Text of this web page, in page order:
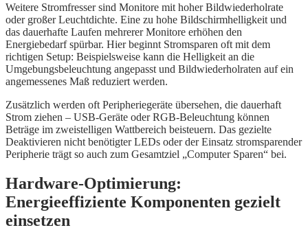
Weitere Stromfresser sind Monitore mit hoher Bildwiederholrate
oder großer Leuchtdichte. Eine zu hohe Bildschirmhelligkeit und
das dauerhafte Laufen mehrerer Monitore erhöhen den
Energiebedarf spürbar. Hier beginnt Stromsparen oft mit dem
richtigen Setup: Beispielsweise kann die Helligkeit an die
Umgebungsbeleuchtung angepasst und Bildwiederholraten auf ein
angemessenes Maß reduziert werden.
Zusätzlich werden oft Peripheriegeräte übersehen, die dauerhaft
Strom ziehen – USB-Geräte oder RGB-Beleuchtung können
Beträge im zweistelligen Wattbereich beisteuern. Das gezielte
Deaktivieren nicht benötigter LEDs oder der Einsatz stromsparender
Peripherie trägt so auch zum Gesamtziel „Computer Sparen“ bei.
Hardware-Optimierung:
Energieeffiziente Komponenten gezielt
einsetzen